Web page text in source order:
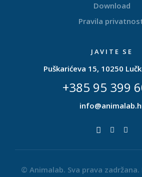
Download
Pravila
JAVITE SE
Puškarićeva 15, 10250
+385 95 399
© Animalab. Sva prava zadržana.